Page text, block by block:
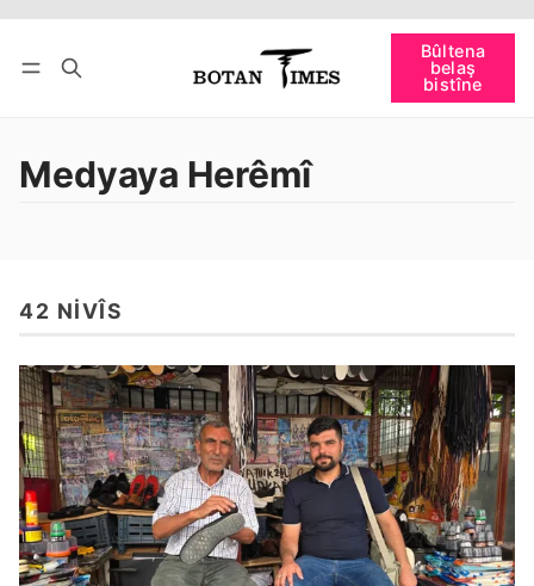
Bûltena
belaş
bistîne
bişopîne
Medyaya Herêmî
42 NIVÎS